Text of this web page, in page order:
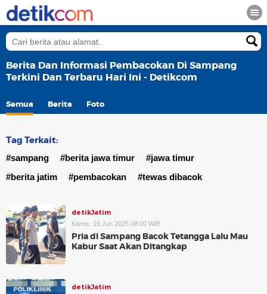
Berita Dan Informasi Pembacokan Di Sampang
Terkini Dan Terbaru Hari Ini - Detikcom
Semua Berita Foto
Tag Terkait:
#sampang #berita jawa timur
#jawa timur
#berita jatim
#pembacokan #tewas dibacok
detikJatim
Kamis, 19 Jun 2025 08:00 WIB
Pria di Sampang Bacok Tetangga Lalu Mau
Kabur Saat Akan Ditangkap
detikJatim